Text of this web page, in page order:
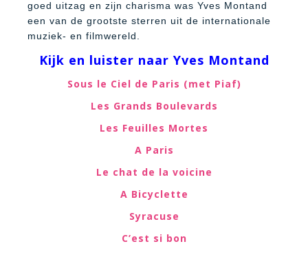
goed uitzag en zijn charisma was Yves Montand
een van de grootste sterren uit de internationale
muziek- en filmwereld.
Kijk en luister naar Yves Montand
Sous le Ciel de Paris (met Piaf)
Les Grands Boulevards
Les Feuilles Mortes
A Paris
Le chat de la voicine
A Bicyclette
Syracuse
C’est si bon